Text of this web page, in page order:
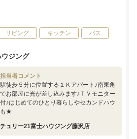
リビング キッチン バス
ジング
当者コメント
徒歩５分に位置する１Ｋアパート♪南東角
お部屋に光が差し込みます♪ＴＶモニター
♪はじめてのひとり暮らしやセカンドハウ
も★
ュリー21富士ハウジング藤沢店